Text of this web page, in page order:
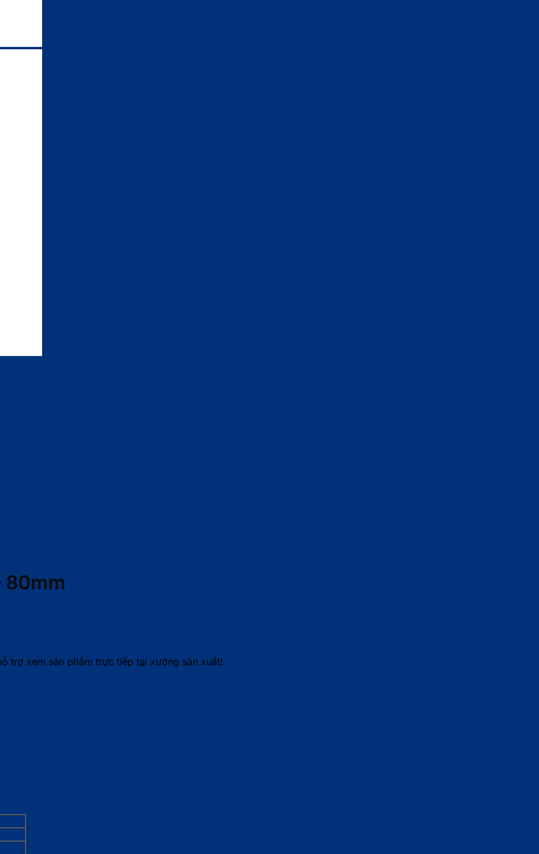
80mm
trợ xem sản phẩm trực tiếp tại xưởng sản xuất!